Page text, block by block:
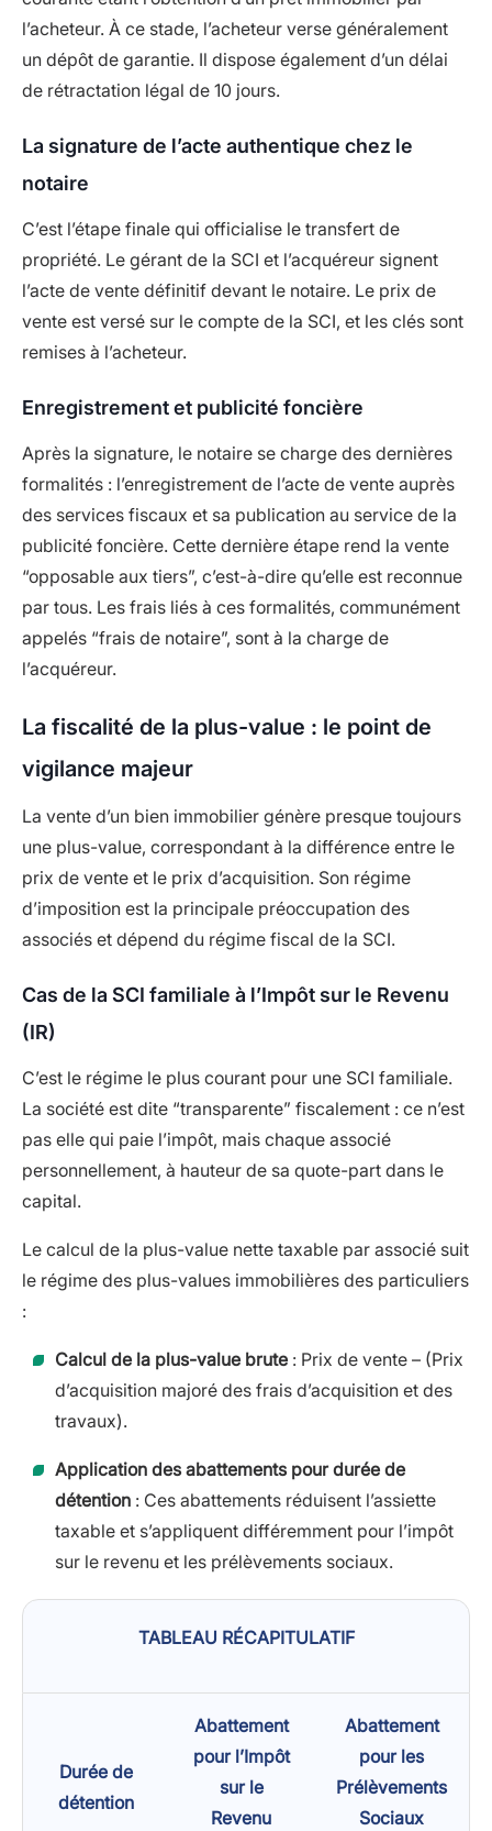
l’acheteur. À ce stade, l’acheteur verse généralement
un dépôt de garantie. Il dispose également d’un délai
de rétractation légal de 10 jours.
La signature de l’acte authentique chez le
notaire
C’est l’étape finale qui officialise le transfert de
propriété. Le gérant de la SCI et l’acquéreur signent
l’acte de vente définitif devant le notaire. Le prix de
vente est versé sur le compte de la SCI, et les clés sont
remises à l’acheteur.
Enregistrement et publicité foncière
Après la signature, le notaire se charge des dernières
formalités : l’enregistrement de l’acte de vente auprès
des services fiscaux et sa publication au service de la
publicité foncière. Cette dernière étape rend la vente
“opposable aux tiers”, c’est-à-dire qu’elle est reconnue
par tous. Les frais liés à ces formalités, communément
appelés “frais de notaire”, sont à la charge de
l’acquéreur.
La fiscalité de la plus-value : le point de
vigilance majeur
La vente d’un bien immobilier génère presque toujours
une plus-value, correspondant à la différence entre le
prix de vente et le prix d’acquisition. Son régime
d’imposition est la principale préoccupation des
associés et dépend du régime fiscal de la SCI.
Cas de la SCI familiale à l’Impôt sur le Revenu
(IR)
C’est le régime le plus courant pour une SCI familiale.
La société est dite “transparente” fiscalement : ce n’est
pas elle qui paie l’impôt, mais chaque associé
personnellement, à hauteur de sa quote-part dans le
capital.
Le calcul de la plus-value nette taxable par associé suit
le régime des plus-values immobilières des particuliers
:
Calcul de la plus-value brute : Prix de vente – (Prix
d’acquisition majoré des frais d’acquisition et des
travaux).
Application des abattements pour durée de
détention : Ces abattements réduisent l’assiette
taxable et s’appliquent différemment pour l’impôt
sur le revenu et les prélèvements sociaux.
TABLEAU RÉCAPITULATIF
Durée de
détention
Abattement
pour l’Impôt
sur le
Revenu
Abattement
pour les
Prélèvements
Sociaux